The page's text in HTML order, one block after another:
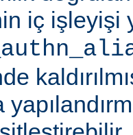
iç işleyişi